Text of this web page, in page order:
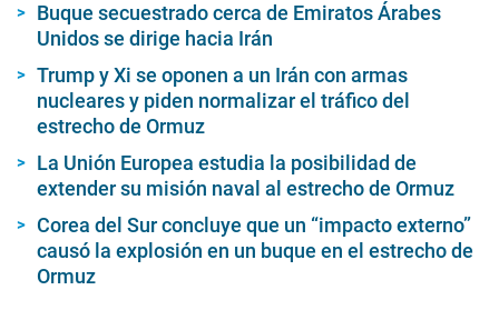
Buque secuestrado cerca de Emiratos Árabes
Unidos se dirige hacia Irán
Trump y Xi se oponen a un Irán con armas
nucleares y piden normalizar el tráfico del
estrecho de Ormuz
La Unión Europea estudia la posibilidad de
extender su misión naval al estrecho de Ormuz
Corea del Sur concluye que un “impacto externo”
causó la explosión en un buque en el estrecho de
Ormuz